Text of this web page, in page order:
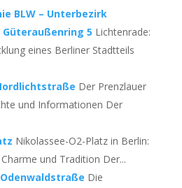
BLW – Unterbezirk
5 Lichtenrade:
eines Berliner Stadtteils
Der Prenzlauer
und Informationen Der
Nikolassee-O2-Platz in Berlin:
und Tradition Der...
Die